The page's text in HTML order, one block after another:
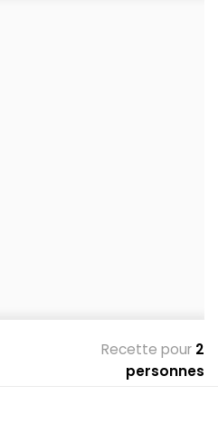
Recette pour 2
personnes